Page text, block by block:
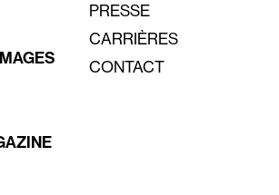
PRESSE
CARRIÈRES
CONTACT